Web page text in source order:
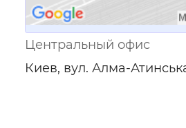
Центральный офис
Киев, вул. Алма-